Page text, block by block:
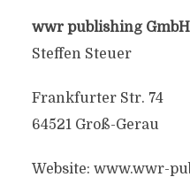
wwr publishing GmbH
Steffen Steuer
Frankfurter Str. 74
64521 Groß-Gerau
Website: www.wwr-